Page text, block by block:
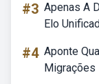
#3 Apenas A
Elo
#4 Aponte
Migrações